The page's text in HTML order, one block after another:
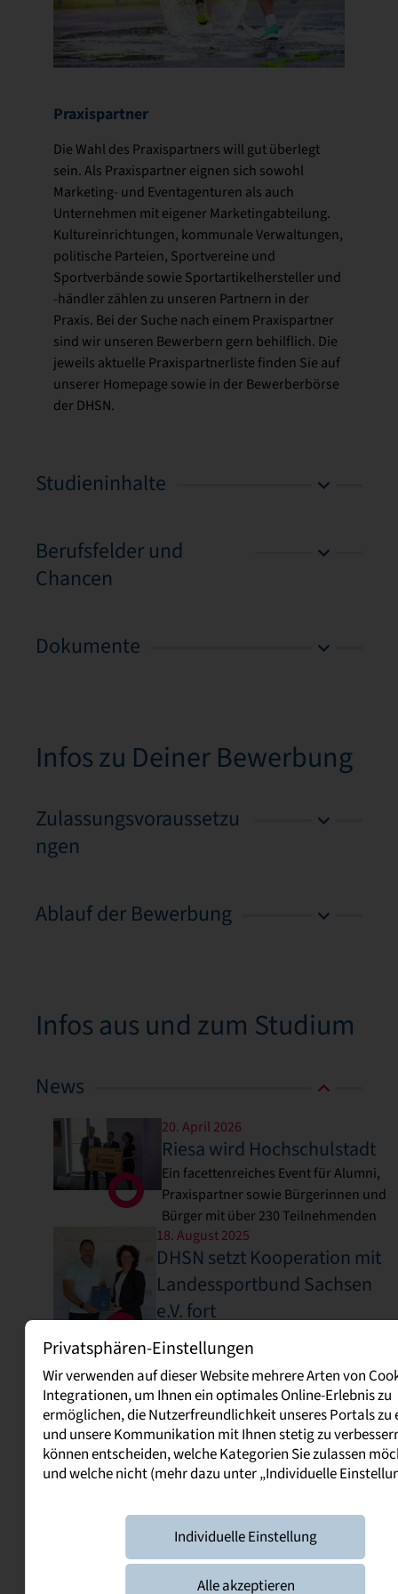
Praxispartner
Die Wahl des Praxispartners will gut überlegt
sein. Als Praxispartner eignen sich sowohl
Marketing- und Eventagenturen als auch
Unternehmen mit eigener Marketingabteilung.
Kultureinrichtungen, kommunale Verwaltungen,
politische Parteien, Sportvereine und
Sportverbände sowie Sportartikelhersteller und
-händler zählen zu unseren Partnern in der
Praxis. Bei der Suche nach einem Praxispartner
sind wir unseren Bewerbern gern behilflich. Die
jeweils aktuelle Praxispartnerliste finden Sie auf
unserer Homepage sowie in der Bewerberbörse
der DHSN.
Studieninhalte
Berufsfelder und
Chancen
Dokumente
Infos zu Deiner Bewerbung
Zulassungsvoraussetzu
ngen
Ablauf der Bewerbung
Infos aus und zum Studium
News
20. April 2026
Riesa wird Hochschulstadt
Ein facettenreiches Event für Alumni,
Praxispartner sowie Bürgerinnen und
Bürger mit über 230 Teilnehmenden
18. August 2025
DHSN setzt Kooperation mit
Landessportbund Sachsen
e.V. fort
und gewachsene Kooperation wird
fortgesetzt
09. Juni 2025
Zweitsemesterfahrt der
Studienrichtung Event- und
Sportmanagement nach
Drei spannende Tage vom 4. bis 6.
der Europäischen Kulturhauptstadt
04. April 2025
DHSN@Erfurt –
Privatsphären-Einstellungen
Wir verwenden auf dieser Website mehrere Arten von
Integrationen, um Ihnen ein optimales Online-Erlebnis zu
ermöglichen, die Nutzerfreundlichkeit unseres Portals zu
und unsere Kommunikation mit Ihnen stetig zu
können entscheiden, welche Kategorien Sie zulassen
und welche nicht (mehr dazu unter „Individuelle
Individuelle Einstellung
Alle akzeptieren